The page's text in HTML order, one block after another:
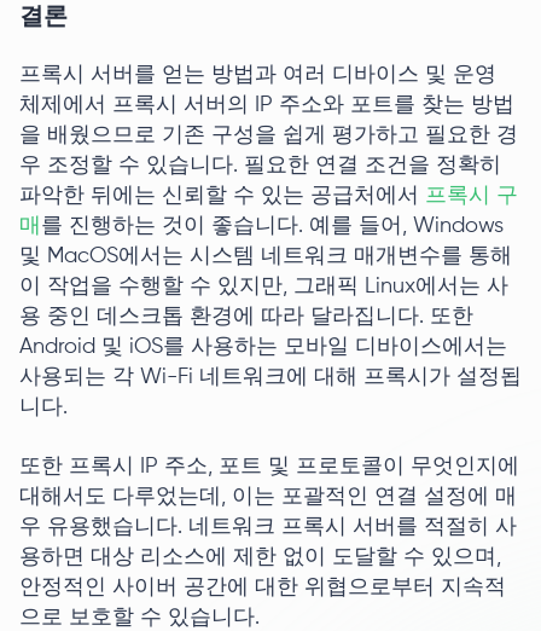
결론
프록시 서버를 얻는 방법과 여러 디바이스 및 운영
체제에서 프록시 서버의 IP 주소와 포트를 찾는 방법
을 배웠으므로 기존 구성을 쉽게 평가하고 필요한 경
우 조정할 수 있습니다. 필요한 연결 조건을 정확히
파악한 뒤에는 신뢰할 수 있는 공급처에서 프록시 구
매 를 진행하는 것이 좋습니다. 예를 들어, Windows
및 MacOS에서는 시스템 네트워크 매개변수를 통해
이 작업을 수행할 수 있지만, 그래픽 Linux에서는 사
용 중인 데스크톱 환경에 따라 달라집니다. 또한
Android 및 iOS를 사용하는 모바일 디바이스에서는
사용되는 각 Wi-Fi 네트워크에 대해 프록시가 설정됩
니다.
또한 프록시 IP 주소, 포트 및 프로토콜이 무엇인지에
대해서도 다루었는데, 이는 포괄적인 연결 설정에 매
우 유용했습니다. 네트워크 프록시 서버를 적절히 사
용하면 대상 리소스에 제한 없이 도달할 수 있으며,
안정적인 사이버 공간에 대한 위협으로부터 지속적
으로 보호할 수 있습니다.